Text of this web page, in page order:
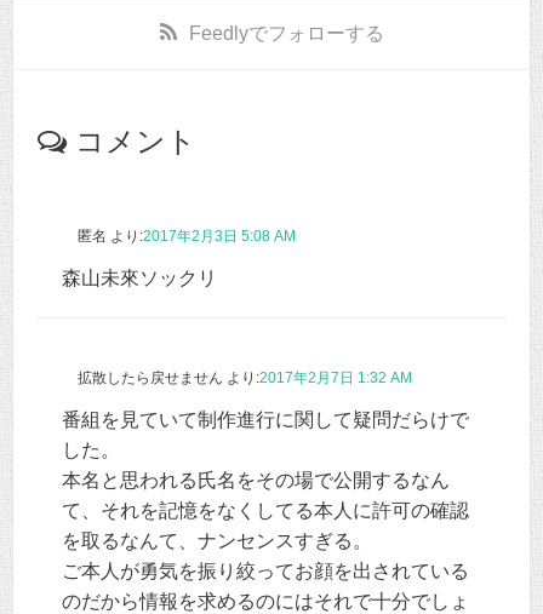
Feedlyでフォローする
コメント
匿名 より:2017年2月3日 5:08 AM
森山未來ソックリ
拡散したら戻せません より:2017年2月7日 1:32 AM
番組を見ていて制作進行に関して疑問だらけで
した。
本名と思われる氏名をその場で公開するなん
て、それを記憶をなくしてる本人に許可の確認
を取るなんて、ナンセンスすぎる。
ご本人が勇気を振り絞ってお顔を出されている
のだから情報を求めるのにはそれで十分でしょ